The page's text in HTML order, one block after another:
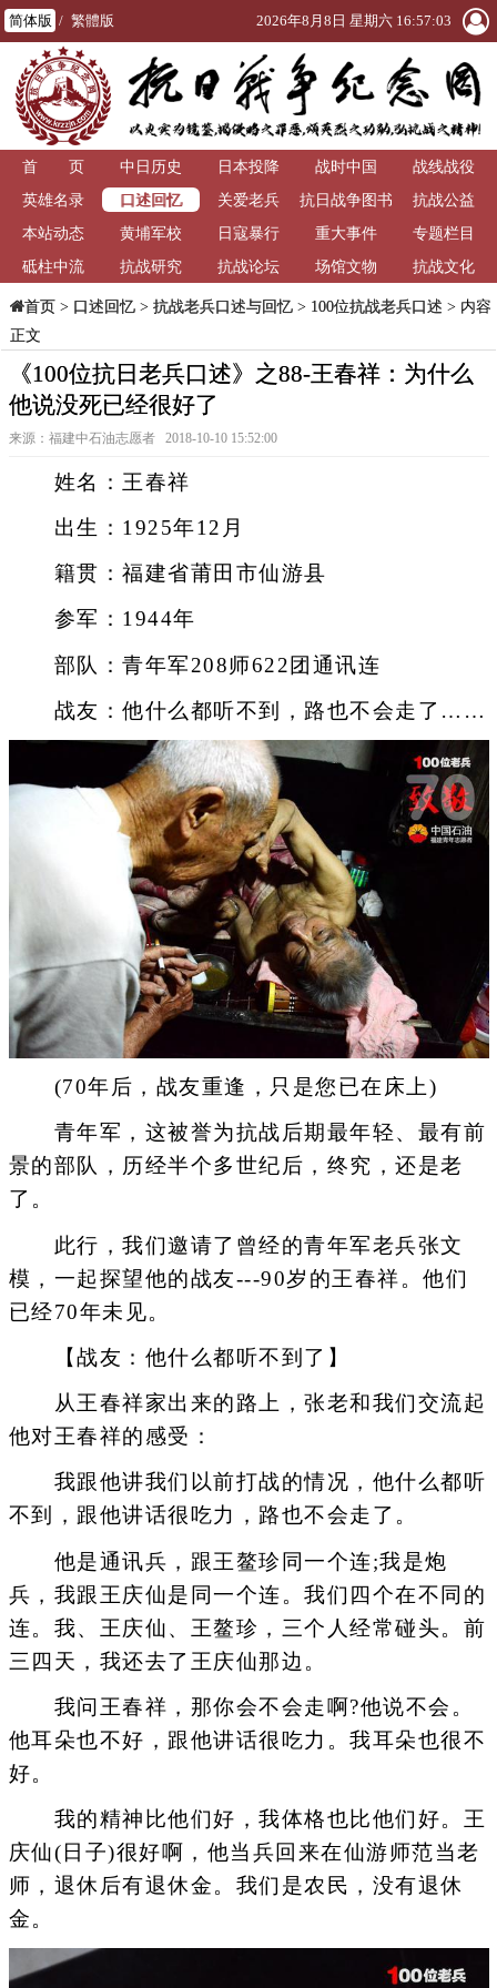
简体版 / 繁體版 2026年8月8日 星期六 16:57:04
首 页 中日历史 日本投降 战时中国
战线战役
英雄名录
口述回忆 关爱老兵
抗日战争图书
馆
抗战公益
本站动态
黄埔军校 日寇暴行 重大事件
专题栏目
砥柱中流
抗战研究 抗战论坛 场馆文物 抗战文化
首页> 口述回忆> 抗战老兵口述与回忆> 100位抗战老兵口述 > 内容
正文
《100位抗日老兵口述》之88-王春祥：为什么
他说没死已经很好了
来源：福建中石油志愿者 2018-10-10 15:52:00
姓名：王春祥
出生：1925年12月
籍贯：福建省莆田市仙游县
参军：1944年
部队：青年军208师622团通讯连
战友：他什么都听不到，路也不会走了……
(70年后，战友重逢，只是您已在床上)
青年军，这被誉为抗战后期最年轻、最有前
景的部队，历经半个多世纪后，终究，还是老
了。
此行，我们邀请了曾经的青年军老兵张文
模，一起探望他的战友---90岁的王春祥。他们
已经70年未见。
【战友：他什么都听不到了】
从王春祥家出来的路上，张老和我们交流起
他对王春祥的感受：
我跟他讲我们以前打战的情况，他什么都听
不到，跟他讲话很吃力，路也不会走了。
他是通讯兵，跟王鳌珍同一个连;我是炮
兵，我跟王庆仙是同一个连。我们四个在不同的
连。我、王庆仙、王鳌珍，三个人经常碰头。前
三四天，我还去了王庆仙那边。
我问王春祥，那你会不会走啊?他说不会。
他耳朵也不好，跟他讲话很吃力。我耳朵也很不
好。
我的精神比他们好，我体格也比他们好。王
庆仙(日子)很好啊，他当兵回来在仙游师范当老
师，退休后有退休金。我们是农民，没有退休
金。